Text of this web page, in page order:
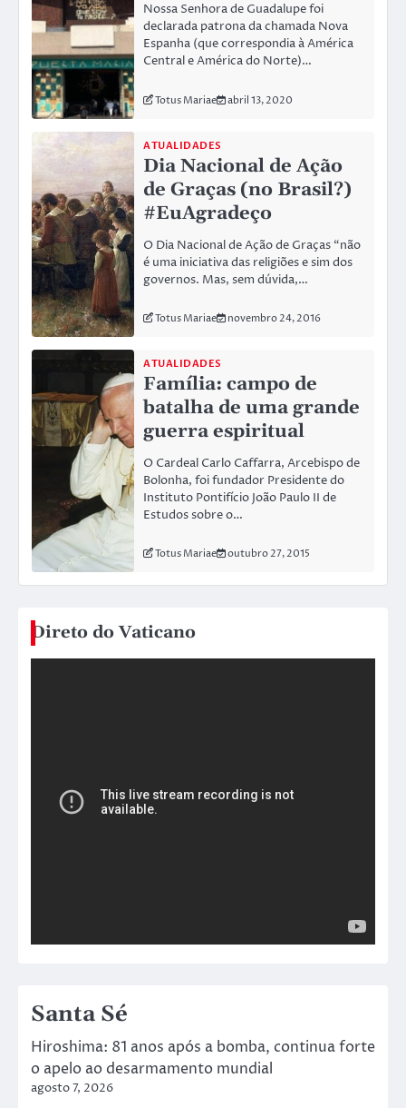
Nossa Senhora de Guadalupe foi
declarada patrona da chamada Nova
Espanha (que correspondia à América
Central e América do Norte)…
Totus Mariae abril 13, 2020
ATUALIDADES
Dia Nacional de Ação
de Graças (no Brasil?)
#EuAgradeço
O Dia Nacional de Ação de Graças “não
é uma iniciativa das religiões e sim dos
governos. Mas, sem dúvida,…
Totus Mariae novembro 24, 2016
ATUALIDADES
Família: campo de
batalha de uma grande
guerra espiritual
O Cardeal Carlo Caffarra, Arcebispo de
Bolonha, foi fundador Presidente do
Instituto Pontifício João Paulo II de
Estudos sobre o…
Totus Mariae outubro 27, 2015
Direto do Vaticano
Santa Sé
Hiroshima: 81 anos após a bomba, continua forte
o apelo ao desarmamento mundial
agosto 7, 2026